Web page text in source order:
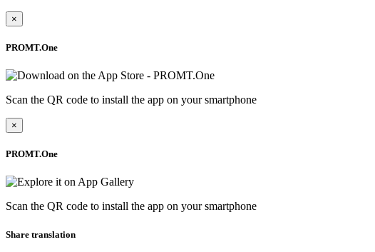
×
PROMT.One
Scan the QR code to install the app on your smartphone
×
PROMT.One
Scan the QR code to install the app on your smartphone
Share translation